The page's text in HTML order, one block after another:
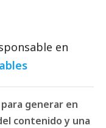
en
generar en
contenido y una